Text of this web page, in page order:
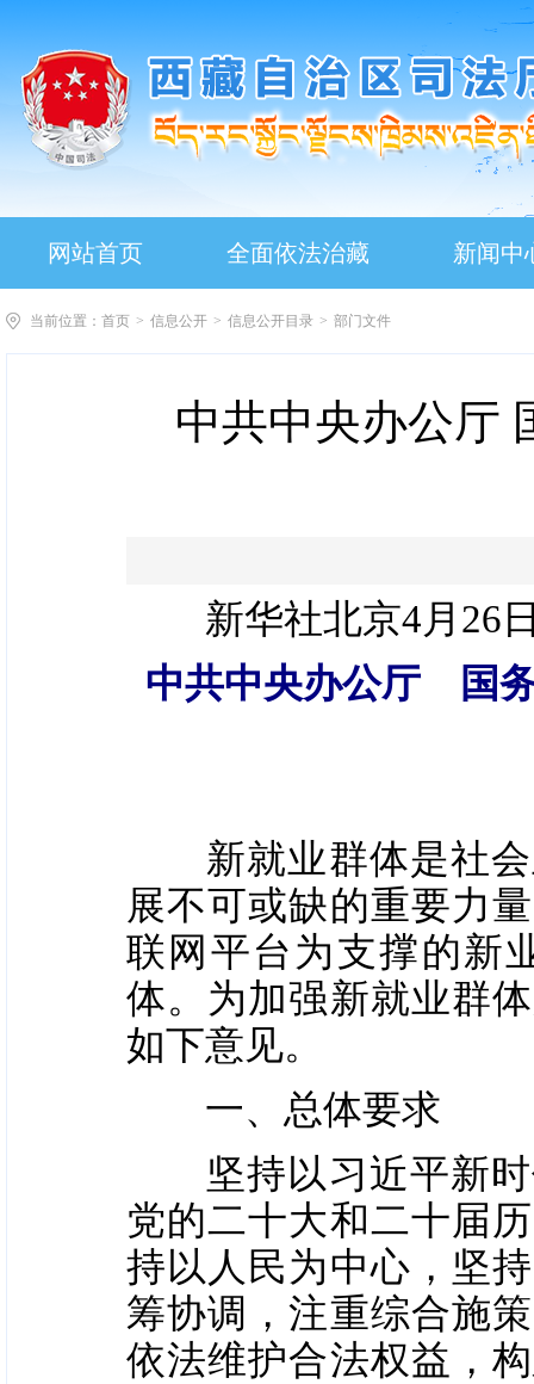
网站首页 全面依法治藏 新闻中
当前位置： 首页 > 信息公开 > 信息公开目录 > 部门文件
中共中央办公厅
新华社北京4月26
中共中央办公厅 国
新就业群体是社会
展不可或缺的重要力
联网平台为支撑的新
体。为加强新就业群
如下意见。
一、总体要求
坚持以习近平新时
党的二十大和二十届
持以人民为中心，坚
筹协调，注重综合施
依法维护合法权益，